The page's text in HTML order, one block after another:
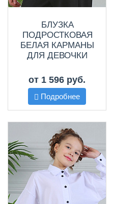
БЛУЗКА
ПОДРОСТКОВАЯ
БЕЛАЯ КАРМАНЫ
ДЛЯ ДЕВОЧКИ
от 1 596 руб.
Подробнее